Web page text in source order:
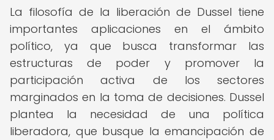
La filosofía de la liberación de Dussel tiene
importantes aplicaciones en el ámbito
político, ya que busca transformar las
estructuras de poder y promover la
participación activa de los sectores
marginados en la toma de decisiones. Dussel
plantea la necesidad de una política
liberadora, que busque la emancipación de